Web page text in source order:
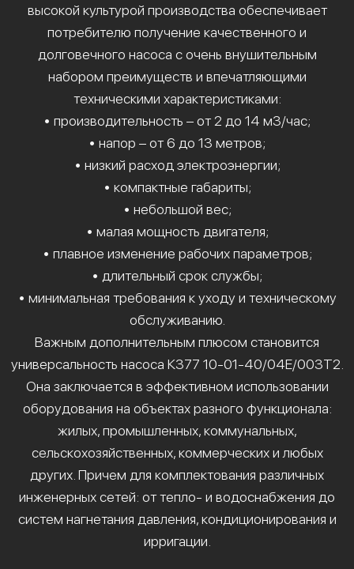
высокой культурой производства обеспечивает
потребителю получение качественного и
долговечного насоса с очень внушительным
набором преимуществ и впечатляющими
техническими характеристиками:
• производительность – от 2 до 14 м3/час;
• напор – от 6 до 13 метров;
• низкий расход электроэнергии;
• компактные габариты;
• небольшой вес;
• малая мощность двигателя;
• плавное изменение рабочих параметров;
• длительный срок службы;
• минимальная требования к уходу и техническому
обслуживанию.
Важным дополнительным плюсом становится
универсальность насоса К377 10-01-40/04Е/003Т2.
Она заключается в эффективном использовании
оборудования на объектах разного функционала:
жилых, промышленных, коммунальных,
сельскохозяйственных, коммерческих и любых
других. Причем для комплектования различных
инженерных сетей: от тепло- и водоснабжения до
систем нагнетания давления, кондиционирования и
ирригации.